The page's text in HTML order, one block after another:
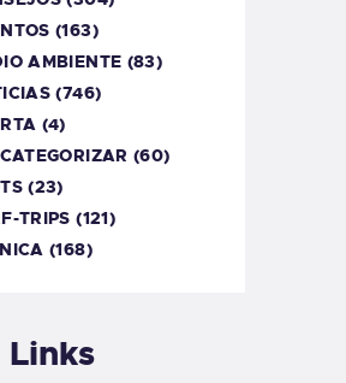
(163)
AMBIENTE (83)
(746)
(4)
(60)
(23)
TRIPS (121)
(168)